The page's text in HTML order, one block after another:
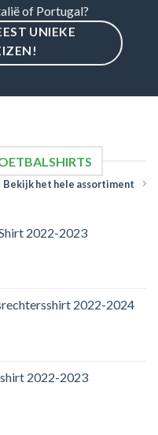
of Portugal?
UNIEKE
Bekijk het hele assortiment
2022-2023
2022-2024
2022-2023